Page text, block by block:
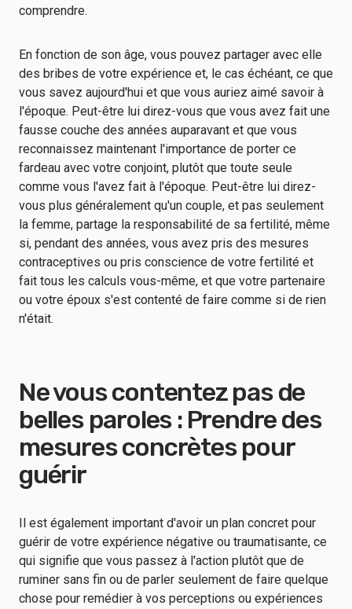
comprendre.
En fonction de son âge, vous pouvez partager avec elle
des bribes de votre expérience et, le cas échéant, ce que
vous savez aujourd'hui et que vous auriez aimé savoir à
l'époque. Peut-être lui direz-vous que vous avez fait une
fausse couche des années auparavant et que vous
reconnaissez maintenant l'importance de porter ce
fardeau avec votre conjoint, plutôt que toute seule
comme vous l'avez fait à l'époque. Peut-être lui direz-
vous plus généralement qu'un couple, et pas seulement
la femme, partage la responsabilité de sa fertilité, même
si, pendant des années, vous avez pris des mesures
contraceptives ou pris conscience de votre fertilité et
fait tous les calculs vous-même, et que votre partenaire
ou votre époux s'est contenté de faire comme si de rien
n'était.
Ne vous contentez pas de
belles paroles : Prendre des
mesures concrètes pour
guérir
Il est également important d'avoir un plan concret pour
guérir de votre expérience négative ou traumatisante, ce
qui signifie que vous passez à l'action plutôt que de
ruminer sans fin ou de parler seulement de faire quelque
chose pour remédier à vos perceptions ou expériences